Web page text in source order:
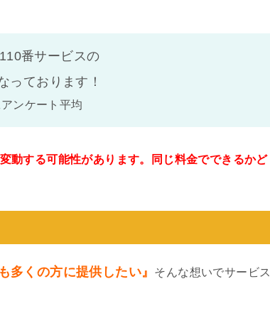
番サービスの
っております！
ンケート平均
動する可能性があります。同じ料金でできるかど
多くの方に提供したい』
そんな想いでサービ